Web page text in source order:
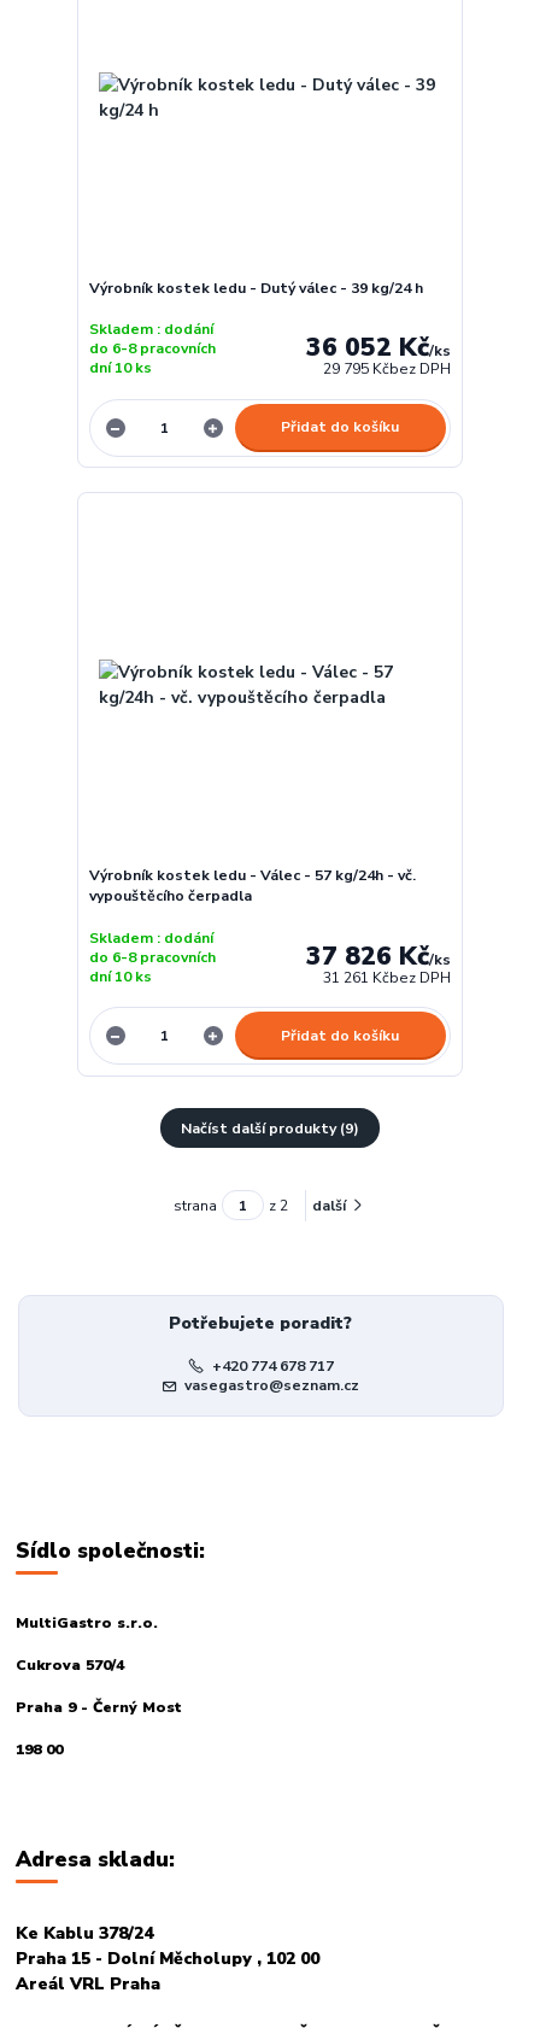
Výrobník kostek ledu - Dutý válec - 39 kg/24 h
36 052 Kč/ks
29 795 Kčbez DPH
Skladem : dodání
do 6-8 pracovních
dní 10 ks
Přidat do košíku
Výrobník kostek ledu - Válec - 57 kg/24h - vč.
vypouštěcího čerpadla
37 826 Kč/ks
31 261 Kčbez DPH
Skladem : dodání
do 6-8 pracovních
dní 10 ks
Přidat do košíku
Načíst další produkty (9)
strana z 2 další
Potřebujete poradit?
+420 774 678 717
vasegastro@seznam.cz
Sídlo společnosti:
MultiGastro s.r.o.
Cukrova 570/4
Praha 9 - Černý Most
198 00
Adresa skladu:
Ke Kablu 378/24
Praha 15 - Dolní Měcholupy , 102 00
Areál VRL Praha